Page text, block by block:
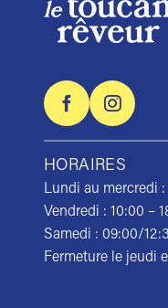
HORAIRES
Lundi au mercredi
Vendredi : 10:00 –
Samedi : 09:00/
Fermeture le jeudi